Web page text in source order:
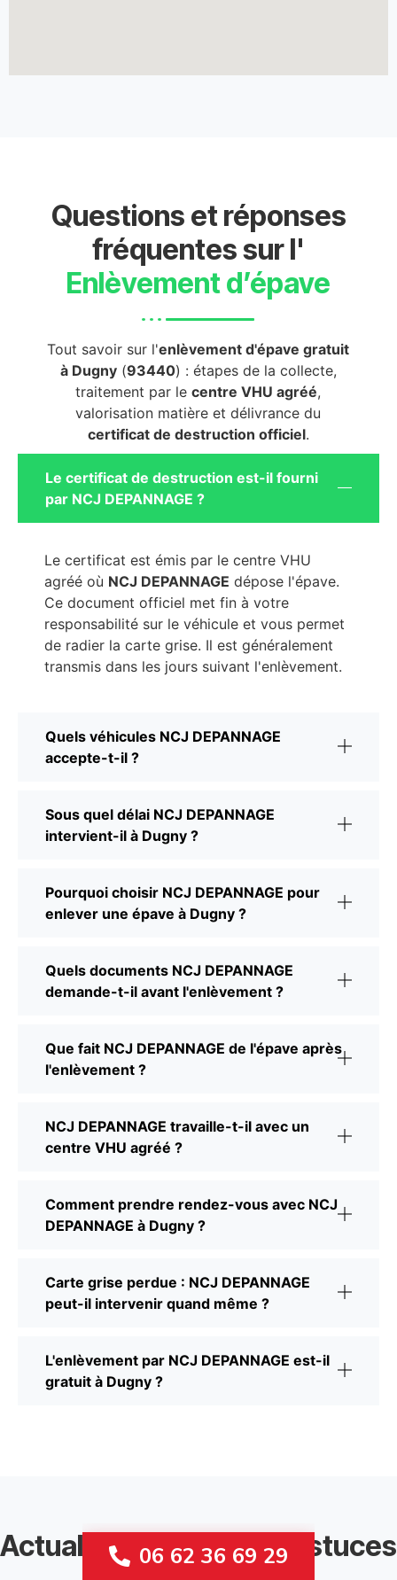
Questions et réponses
fréquentes sur l'
Enlèvement d’épave
Tout savoir sur l'enlèvement d'épave gratuit
à Dugny(93440) : étapes de la collecte,
traitement par lecentre VHU agréé,
valorisation matière et délivrance du
certificat de destruction officiel.
Le certificat de destruction est-il fourni
par NCJ DEPANNAGE ?
Le certificat est émis par le centre VHU
agréé où NCJ DEPANNAGE dépose l'épave.
Ce document officiel met fin à votre
responsabilité sur le véhicule et vous permet
de radier la carte grise. Il est généralement
transmis dans les jours suivant l'enlèvement.
Quels véhicules NCJ DEPANNAGE
accepte-t-il ?
Sous quel délai NCJ DEPANNAGE
intervient-il à Dugny ?
Pourquoi choisir NCJ DEPANNAGE pour
enlever une épave à Dugny ?
Quels documents NCJ DEPANNAGE
demande-t-il avant l'enlèvement ?
Que fait NCJ DEPANNAGE de l'épave après
l'enlèvement ?
NCJ DEPANNAGE travaille-t-il avec un
centre VHU agréé ?
Comment prendre rendez-vous avec NCJ
DEPANNAGE à Dugny ?
Carte grise perdue : NCJ DEPANNAGE
peut-il intervenir quand même ?
L'enlèvement par NCJ DEPANNAGE est-il
gratuit à Dugny ?
Actualités, conseils et astuces
06 62 36 69 29